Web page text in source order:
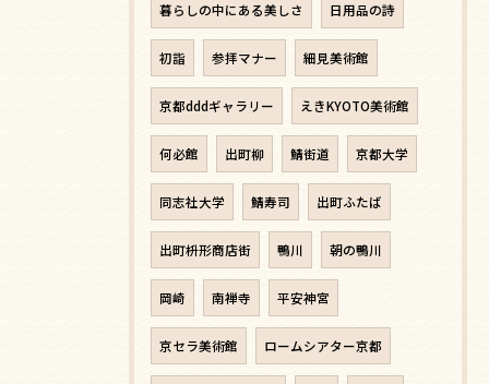
暮らしの中にある美しさ 日用品の詩
初詣 参拝マナー 細見美術館
京都dddギャラリー えきKYOTO美術館
何必館 出町柳 鯖街道 京都大学
同志社大学 鯖寿司 出町ふたば
出町枡形商店街 鴨川 朝の鴨川
岡崎 南禅寺 平安神宮
京セラ美術館 ロームシアター京都